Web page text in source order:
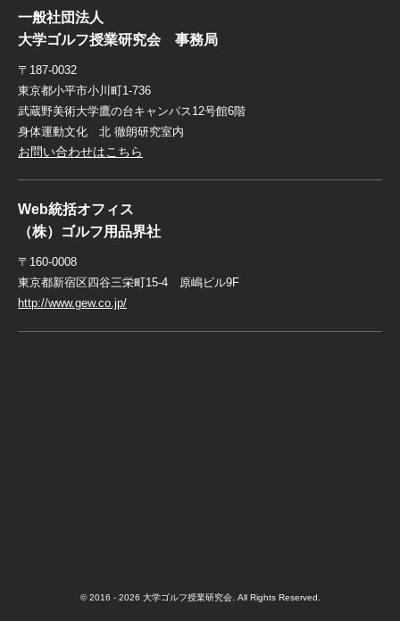
一般社団法人
大学ゴルフ授業研究会 事務局
〒187-0032
東京都小平市小川町1-736
武蔵野美術大学鷹の台キャンパス12号館6階
身体運動文化 北 徹朗研究室内
お問い合わせはこちら
Web統括オフィス
（株）ゴルフ用品界社
〒160-0008
東京都新宿区四谷三栄町15-4 原嶋ビル9F
http://www.gew.co.jp/
© 2016 - 2026 大学ゴルフ授業研究会. All Rights Reserved.